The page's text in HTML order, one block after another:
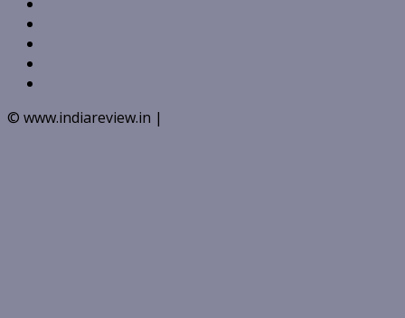
© www.indiareview.in |